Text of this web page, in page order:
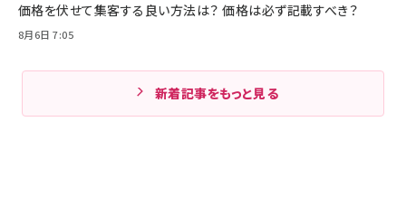
価格を伏せて集客する良い方法は？ 価格は必ず記載すべき？
8月6日 7:05
新着記事をもっと見る